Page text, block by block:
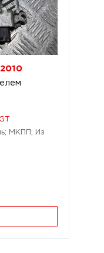
МКПП; Из